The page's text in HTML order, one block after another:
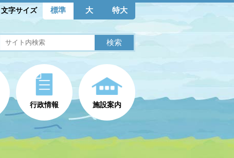
文字サイズ 標準 大 特大
行政情報 施設案内